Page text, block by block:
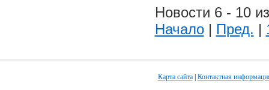
Новости 6 - 10
Начало| Пред. |
Карта сайта| Контактная